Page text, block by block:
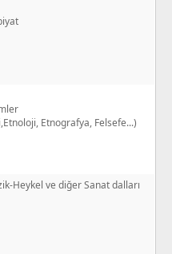
Etnografya, Felsefe...)
Heykel ve diğer Sanat dalları